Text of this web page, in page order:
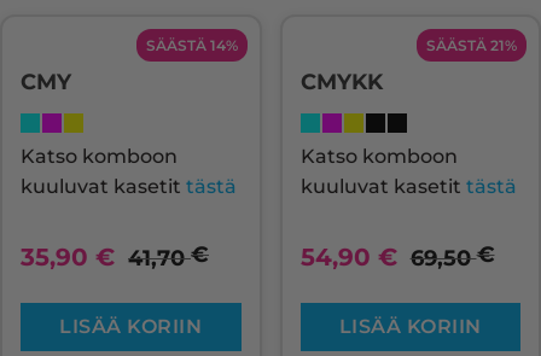
SÄÄSTÄ 14%
CMY
Katso komboon
kuuluvat kasetit tästä
35,90 € 41,70€
LISÄÄ KORIIN
SÄÄSTÄ 21%
CMYKK
Katso komboon
kuuluvat kasetit tästä
54,90 € 69,50€
LISÄÄ KORIIN